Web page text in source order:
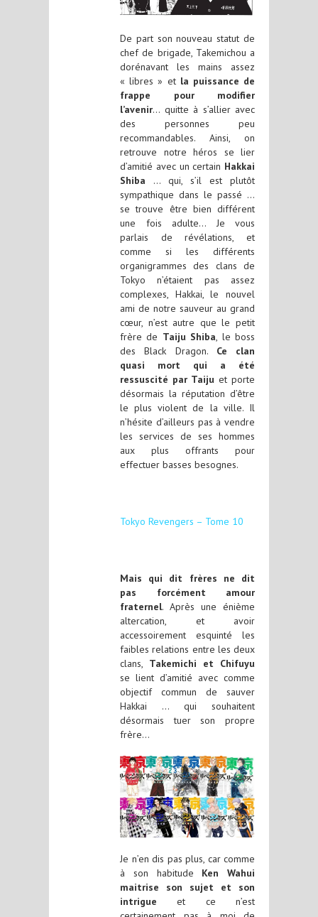
De part son nouveau statut de
chef de brigade, Takemichou a
dorénavant les mains assez
« libres » et la puissance de
frappe pour modifier
l’avenir… quitte à s’allier avec
des personnes peu
recommandables. Ainsi, on
retrouve notre héros se lier
d’amitié avec un certain Hakkai
Shiba … qui, s’il est plutôt
sympathique dans le passé …
se trouve être bien différent
une fois adulte… Je vous
parlais de révélations, et
comme si les différents
organigrammes des clans de
Tokyo n’étaient pas assez
complexes, Hakkai, le nouvel
ami de notre sauveur au grand
cœur, n’est autre que le petit
frère de Taiju Shiba, le boss
des Black Dragon. Ce clan
quasi mort qui a été
ressuscité par Taiju et porte
désormais la réputation d’être
le plus violent de la ville. Il
n’hésite d’ailleurs pas à vendre
les services de ses hommes
aux plus offrants pour
effectuer basses besognes.
Tokyo Revengers – Tome 10
Mais qui dit frères ne dit
pas forcément amour
fraternel. Après une énième
altercation, et avoir
accessoirement esquinté les
faibles relations entre les deux
clans, Takemichi et Chifuyu
se lient d’amitié avec comme
objectif commun de sauver
Hakkai … qui souhaitent
désormais tuer son propre
frère…
Je n’en dis pas plus, car comme
à son habitude Ken Wahui
maitrise son sujet et son
intrigue et ce n’est